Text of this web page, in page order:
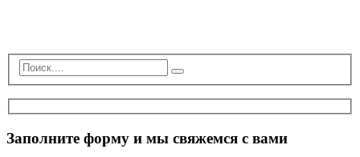
Заполните форму и мы свяжемся с вами